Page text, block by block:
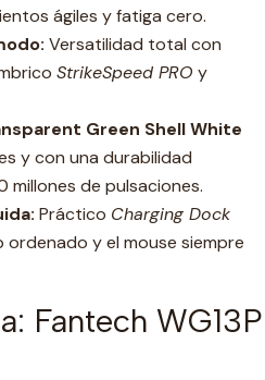
ágiles y fatiga cero.
Versatilidad total con
StrikeSpeed PRO y
Green Shell White
y con una durabilidad
de pulsaciones.
Práctico Charging Dock
y el mouse siempre
Fantech WG13P